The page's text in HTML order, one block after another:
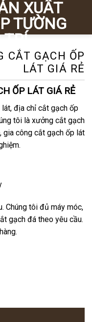
XUẤT
TƯỜNG
TRÍ
CẮT GẠCH ỐP
LÁT GIÁ RẺ
ỐP LÁT GIÁ RẺ
địa chỉ cắt gạch ốp
tôi là xưởng cắt gạch
gia công cắt gạch ốp lát
Chúng tôi đủ máy móc,
gạch đá theo yêu cầu.